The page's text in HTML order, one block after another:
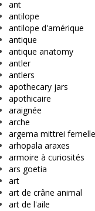
ant
antilope
antilope d'amérique
antique
antique anatomy
antler
antlers
apothecary jars
apothicaire
araignée
arche
argema mittrei femelle
arhopala araxes
armoire à curiosités
ars goetia
art
art de crâne animal
art de l'aile